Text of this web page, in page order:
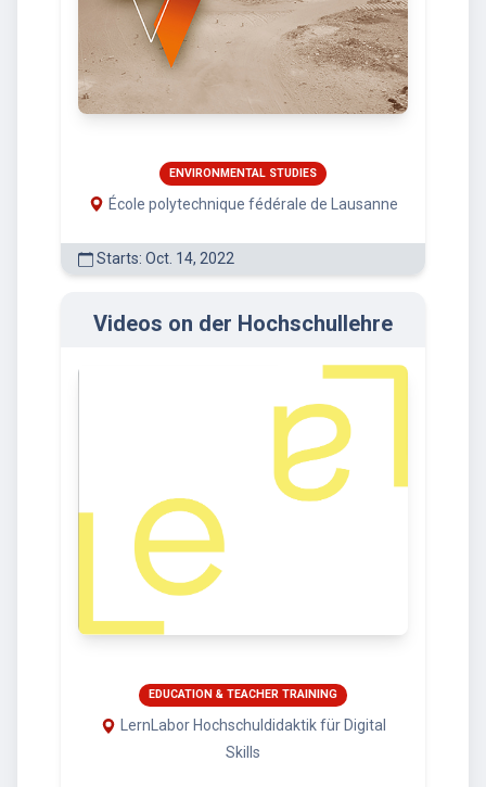
ENVIRONMENTAL STUDIES
École polytechnique fédérale de Lausanne
Starts: Oct. 14, 2022
Videos on der Hochschullehre
EDUCATION & TEACHER TRAINING
LernLabor Hochschuldidaktik für Digital
Skills